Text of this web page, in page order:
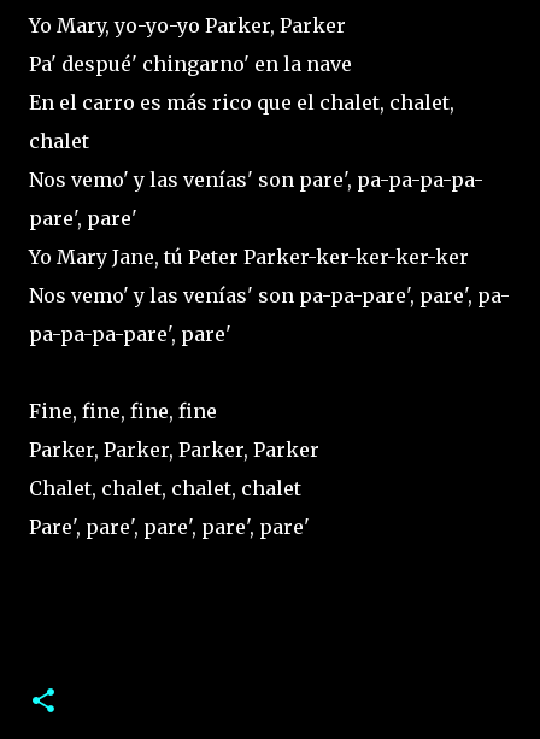
Yo Mary, yo-yo-yo Parker, Parker
Pa' despué' chingarno' en la nave
En el carro es más rico que el chalet, chalet,
chalet
Nos vemo' y las venías' son pare', pa-pa-pa-pa-
pare', pare'
Yo Mary Jane, tú Peter Parker-ker-ker-ker-ker
Nos vemo' y las venías' son pa-pa-pare', pare', pa-
pa-pa-pa-pare', pare'
Fine, fine, fine, fine
Parker, Parker, Parker, Parker
Chalet, chalet, chalet, chalet
Pare', pare', pare', pare', pare'